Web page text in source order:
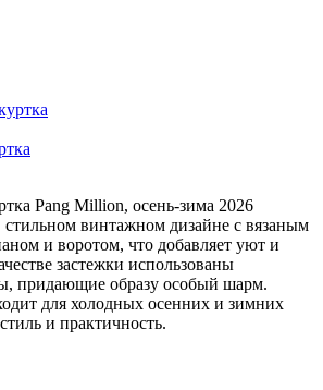
Pang Million, осень-зима 2026
винтажном дизайне с вязаным
и воротом, что добавляет уют и
застежки использованы
придающие образу особый шарм.
для холодных осенних и зимних
и практичность.